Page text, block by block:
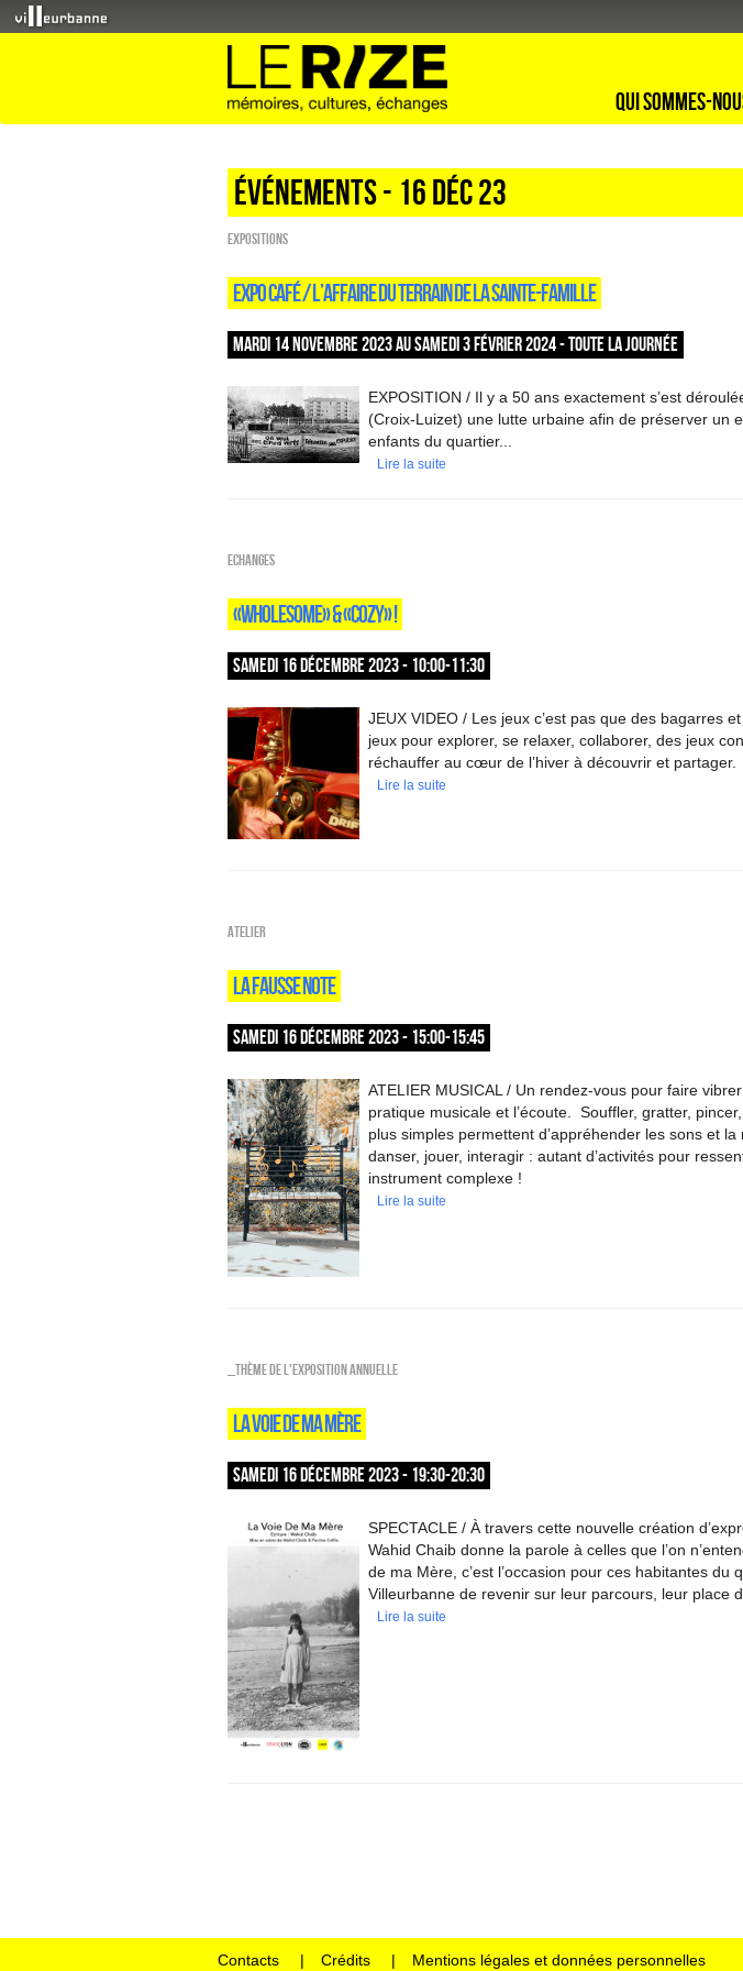
Qui sommes-
Événements - 16 Déc 23
EXPOSITIONS
EXPO CAFÉ / L’AFFAIRE DU TERRAIN DE LA SAINTE-FAMILLE
MARDI 14 NOVEMBRE 2023 AU SAMEDI 3 FÉVRIER 2024 - TOUTE LA JOURNÉE
EXPOSITION / Il y a 50 ans exactement s’est
(Croix-Luizet) une lutte urbaine afin de préserver un
enfants du quartier...
Lire la suite
ECHANGES
«WHOLESOME» & «COZY» !
SAMEDI 16 DÉCEMBRE 2023 - 10:00-11:30
JEUX VIDEO / Les jeux c’est pas que des bagarres
jeux pour explorer, se relaxer, collaborer, des jeux
réchauffer au cœur de l’hiver à découvrir et partager.
Lire la suite
Atelier
LA FAUSSE NOTE
SAMEDI 16 DÉCEMBRE 2023 - 15:00-15:45
ATELIER MUSICAL / Un rendez-vous pour faire
pratique musicale et l’écoute. Souffler, gratter,
plus simples permettent d’appréhender les sons et la
danser, jouer, interagir : autant d’activités pour
instrument complexe !
Lire la suite
_Thème de l'exposition annuelle
LA VOIE DE MA MÈRE
SAMEDI 16 DÉCEMBRE 2023 - 19:30-20:30
SPECTACLE / À travers cette nouvelle création
Wahid Chaib donne la parole à celles que l’on
de ma Mère, c’est l’occasion pour ces habitantes du
Villeurbanne de revenir sur leur parcours, leur place
Lire la suite
Contacts Crédits Mentions légales et données personnelles